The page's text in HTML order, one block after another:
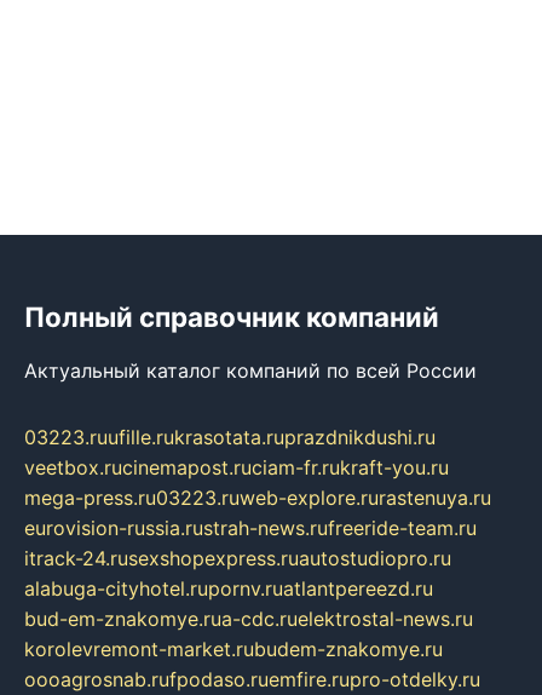
Полный справочник компаний
Актуальный каталог компаний по всей России
03223.ruufille.rukrasotata.ruprazdnikdushi.ru
veetbox.rucinemapost.ruciam-fr.rukraft-you.ru
mega-press.ru03223.ruweb-explore.rurastenuya.ru
eurovision-russia.rustrah-news.rufreeride-team.ru
itrack-24.rusexshopexpress.ruautostudiopro.ru
alabuga-cityhotel.rupornv.ruatlantpereezd.ru
bud-em-znakomye.rua-cdc.ruelektrostal-news.ru
korolevremont-market.rubudem-znakomye.ru
oooagrosnab.rufpodaso.ruemfire.rupro-otdelky.ru